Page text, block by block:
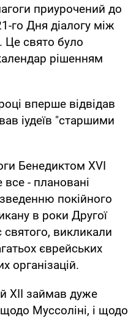
приурочений до
го Дня діалогу між
Це свято було
рішенням
вперше відвідав
іудеїв "старшими
Бенедиктом XVI
- плановані
покійного
в роки Другої
святого, викликали
єврейських
організацій.
XII займав дуже
Муссоліні, і щодо